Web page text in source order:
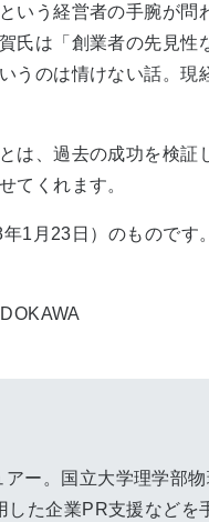
う経営者の手腕が
氏は「創業者の先見
うのは情けない話。
、過去の成功を検
てくれます。
1月23日）のものです。
ー。国立大学理学部
た企業PR支援など